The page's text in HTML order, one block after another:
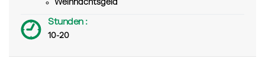
Weihnachtsgeld
Stunden :
10-20